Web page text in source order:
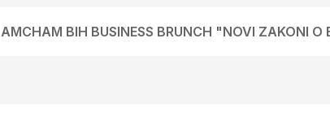
AMCHAM BIH BUSINESS BRUNCH "NOVI ZAKONI O